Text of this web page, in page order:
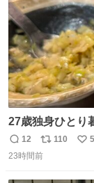
27歳独身ひとり
返
信
12
リ
ポ
110
い
23時間前